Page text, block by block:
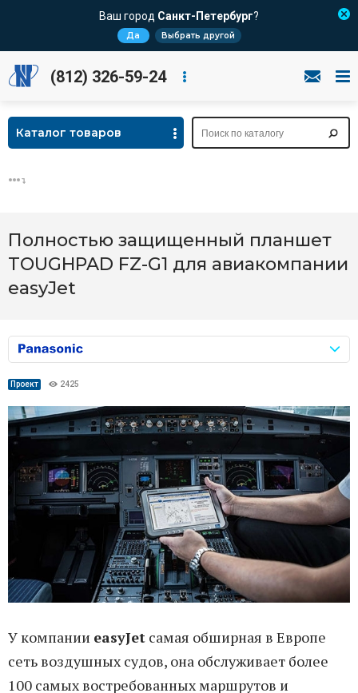
Ваш город Санкт-Петербург?
Да Выбрать другой
(812) 326-59-24
Каталог товаров
Полностью защищенный планшет
TOUGHPAD FZ-G1 для авиакомпании
easyJet
Проект 2425
У компании easyJet самая обширная в Европе
сеть воздушных судов, она обслуживает более
100 самых востребованных маршрутов и